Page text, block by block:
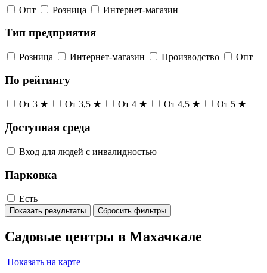
Опт Розница Интернет-магазин
Тип предприятия
Розница Интернет-магазин Производство Опт
По рейтингу
От 3 ★ От 3,5 ★ От 4 ★ От 4,5 ★ От 5 ★
Доступная среда
Вход для людей с инвалидностью
Парковка
Есть
Показать результаты Сбросить фильтры
Садовые центры в Махачкале
Показать на карте